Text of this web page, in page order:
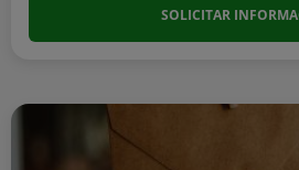
SOLICITAR